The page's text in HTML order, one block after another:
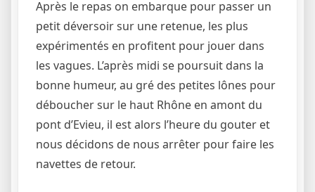
Après le repas on embarque pour passer un
petit déversoir sur une retenue, les plus
expérimentés en profitent pour jouer dans
les vagues. L’après midi se poursuit dans la
bonne humeur, au gré des petites lônes pour
déboucher sur le haut Rhône en amont du
pont d’Evieu, il est alors l’heure du gouter et
nous décidons de nous arrêter pour faire les
navettes de retour.